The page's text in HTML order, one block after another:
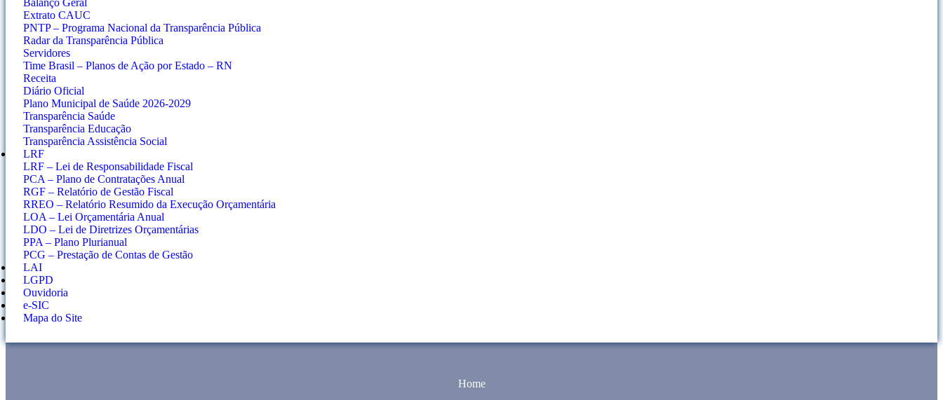
Extrato CAUC
PNTP – Programa Nacional da Transparência Pública
Radar da Transparência Pública
Servidores
Time Brasil – Planos de Ação por Estado – RN
Receita
Diário Oficial
Plano Municipal de Saúde 2026-2029
Transparência Saúde
Transparência Educação
Transparência Assistência Social
LRF
LRF – Lei de Responsabilidade Fiscal
PCA – Plano de Contratações Anual
RGF – Relatório de Gestão Fiscal
RREO – Relatório Resumido da Execução Orçamentária
LOA – Lei Orçamentária Anual
LDO – Lei de Diretrizes Orçamentárias
PPA – Plano Plurianual
PCG – Prestação de Contas de Gestão
LAI
LGPD
Ouvidoria
e-SIC
Mapa do Site
Home